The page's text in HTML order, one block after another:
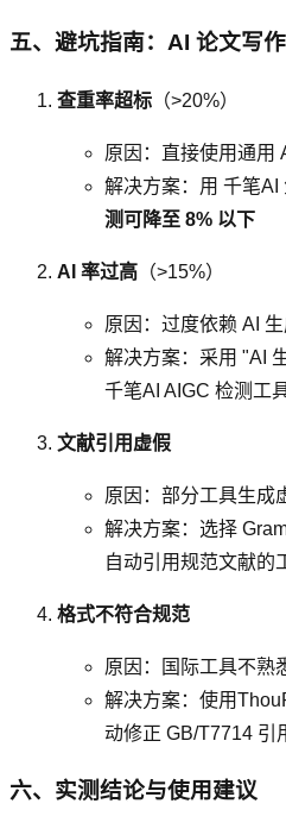
五、避坑指南：AI 论文写
查重率超标 （>20%）
原因：直接使用通用
解决方案：用 千笔AI
测可降至 8% 以下
AI 率过高 （>15%）
原因：过度依赖 AI
解决方案：采用 "AI
千笔AI AIGC 检测工
文献引用虚假
原因：部分工具生成
解决方案：选择
自动引用规范文献的
格式不符合规范
原因：国际工具不熟
解决方案：使用
动修正 GB/T7714 引
六、实测结论与使用建议